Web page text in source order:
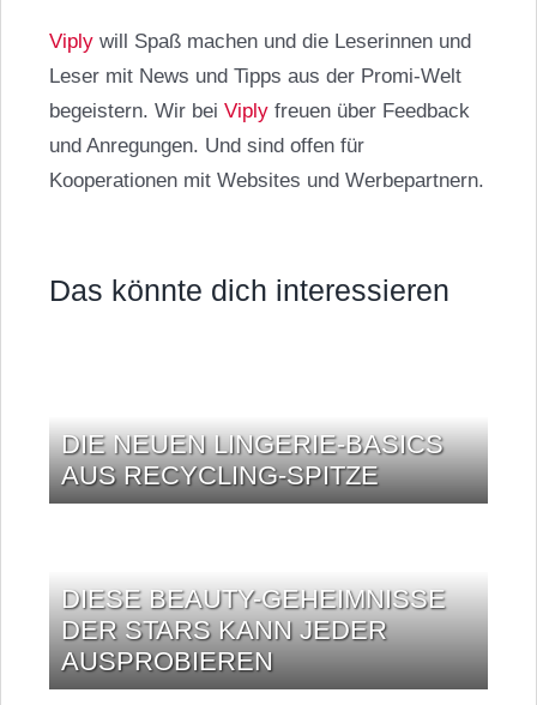
Viplywill Spaß machen und die Leserinnen und
Leser mit News und Tipps aus der Promi-Welt
begeistern. Wir bei Viplyfreuen über Feedback
und Anregungen. Und sind offen für
Kooperationen mit Websites und Werbepartnern.
Das könnte dich interessieren
DIE NEUEN LINGERIE-BASICS
AUS RECYCLING-SPITZE
DIESE BEAUTY-GEHEIMNISSE
DER STARS KANN JEDER
AUSPROBIEREN